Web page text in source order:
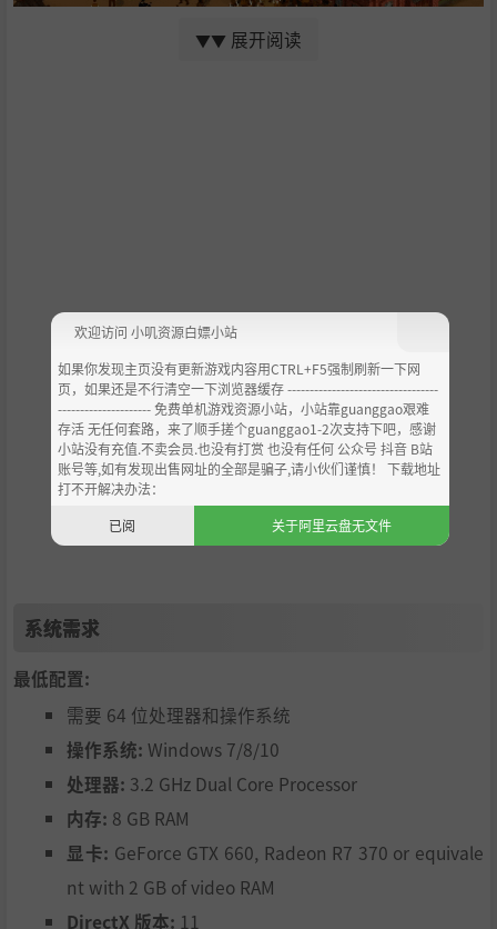
如果需求得不到满足，人民必定会对你的政权有所不满。其
中一部分更是会成为分裂与激进分子。这些人将会组建地下
团体意图颠覆政府。稍有不慎，街头抗议就会演变为屠杀与
暴动。你将需要作出艰难抉择，决定是支持亦或是镇压阶
塑造未来
你将可以研究新科技并通过采纳法律改善公民们的生活。对
抗犯罪分子，惩治腐败，维护城市秩序。作为市长，塑造社
会未来的权利就在你的手中。但问题是：你将如何实现自己
的愿景？
▼▼ 展开阅读
系统需求
最低配置:
需要 64 位处理器和操作系统
操作系统: Windows 7/8/10
处理器: 3.2 GHz Dual Core Processor
内存: 8 GB RAM
显卡: GeForce GTX 660, Radeon R7 370 or equivale
nt with 2 GB of video RAM
DirectX 版本: 11
欢迎访问 小叽资源白嫖小站
如果你发现主页没有更新游戏内容用CTRL+F5强制刷新一下网
页，如果还是不行清空一下浏览器缓存 ----------------------------------
--------------------- 免费单机游戏资源小站，小站靠guanggao艰难
存活 无任何套路，来了顺手搓个guanggao1-2次支持下吧，感谢
小站没有充值.不卖会员.也没有打赏 也没有任何 公众号 抖音 B站
账号等,如有发现出售网址的全部是骗子,请小伙们谨慎！ 下载地址
打不开解决办法：
已阅
关于阿里云盘无文件